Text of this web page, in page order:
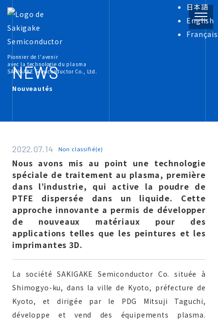
日本語
English
Français
Pionnier de l'avenir
avec la technologie du plasma
SAKIGAKE Semiconductor Co., Ltd.
Informations sur le produit
INFORMATION
À propos de nous
RECRUIT
Demande de renseignements
NEWS
Nouveautés
2022.07.14 Non classifié(e)
Nous avons mis au point une technologie
spéciale de traitement au plasma, première
dans l’industrie, qui active la poudre de
PTFE dispersée dans un liquide. Cette
approche innovante a permis de développer
de nouveaux matériaux pour des
applications telles que les peintures et les
imprimantes 3D.
La société SAKIGAKE Semiconductor Co. située à
Shimogyo-ku, dans la ville de Kyoto, préfecture de
Kyoto, et dirigée par le PDG Mitsuji Taguchi,
développe et vend des équipements plasma.